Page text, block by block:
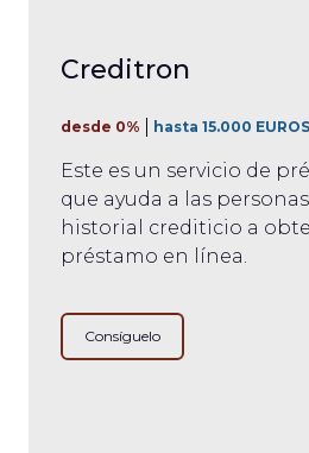
Creditron
desde 0% hasta 15.000 EUROS
Este es un servicio de
que ayuda a las
historial crediticio a
préstamo en línea.
Consíguelo